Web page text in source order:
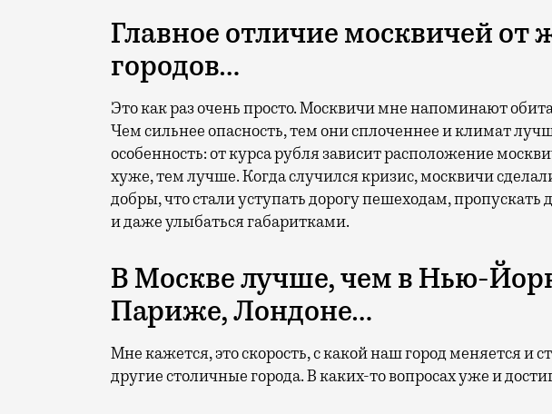
Главное отличие москвичей от
городов…
Это как раз очень просто. Москвичи мне напоминают
Чем сильнее опасность, тем они сплоченнее и климат
особенность: от курса рубля зависит расположение
хуже, тем лучше. Когда случился кризис, москвичи
добры, что стали уступать дорогу пешеходам, пропускать
и даже улыбаться габаритками.
В Москве лучше, чем в Нью-
Париже, Лондоне…
Мне кажется, это скорость, с какой наш город меняется и
другие столичные города. В каких-то вопросах уже и